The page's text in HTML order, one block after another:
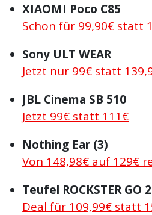
XIAOMI Poco C85
Schon für 99,90€ statt
Sony ULT WEAR
Jetzt nur 99€ statt
JBL Cinema SB 510
Jetzt 99€ statt 111€
Nothing Ear (3)
Von 148,98€ auf 129€
Teufel ROCKSTER GO 2
Deal für 109,99€ statt